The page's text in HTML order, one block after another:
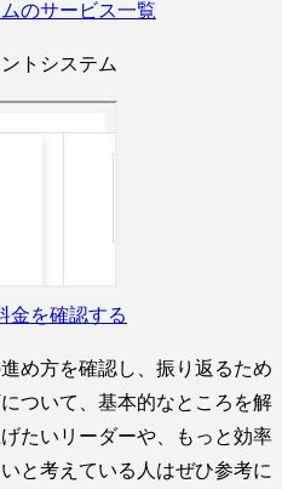
のサービス一覧
トシステム
金を確認する
め方を確認し、振り返るため
ついて、基本的なところを解
たいリーダーや、もっと効率
と考えている人はぜひ参考に